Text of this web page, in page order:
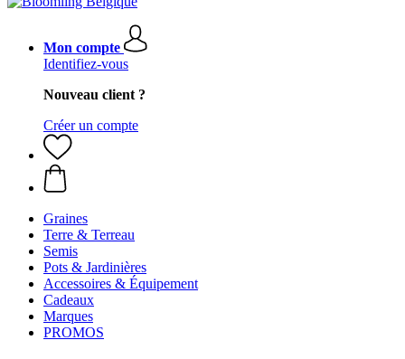
Mon compte
Identifiez-vous
Nouveau client ?
Créer un compte
Graines
Terre & Terreau
Semis
Pots & Jardinières
Accessoires & Équipement
Cadeaux
Marques
PROMOS